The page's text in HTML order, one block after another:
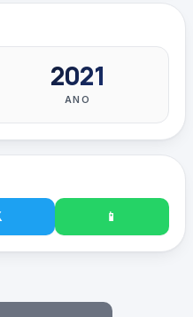
2021
ANO
📱